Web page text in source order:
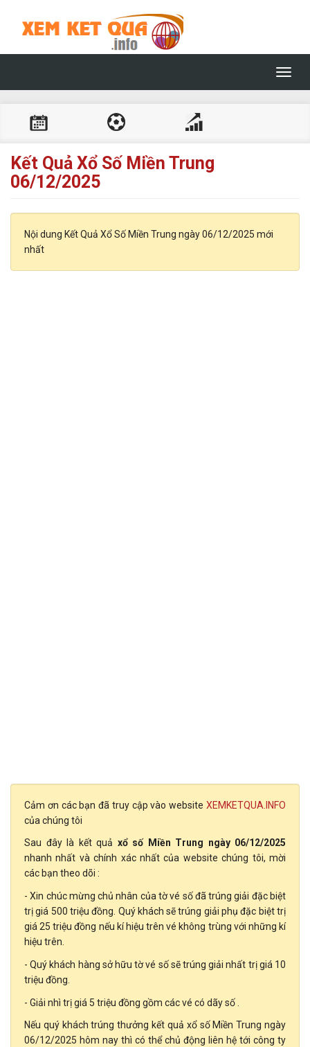
Kết Quả Xổ Số Miền Trung
06/12/2025
Nội dung Kết Quả Xổ Số Miền Trung ngày 06/12/2025 mới
nhất
Cảm ơn các bạn đã truy cập vào website XEMKETQUA.INFO
của chúng tôi
Sau đây là kết quả xổ số Miền Trung ngày 06/12/2025
nhanh nhất và chính xác nhất của website chúng tôi, mời
các bạn theo dõi :
- Xin chúc mừng chủ nhân của tờ vé sốđã trúng giải đặc biệt
trị giá 500 triệu đồng. Quý khách sẽ trúng giải phụ đặc biệt trị
giá 25 triệu đồng nếu kí hiệu trên vé không trùng với những kí
hiệu trên.
- Quý khách hàng sở hữu tờ vé sốsẽ trúng giải nhất trị giá 10
triệu đồng.
- Giải nhì trị giá 5 triệu đồng gồm các vé có dãy số
Nếu quý khách trúng thưởng kết quả xổ số Miền Trung ngày
06/12/2025 hôm nay thì có thể chủ động liên hệ tới công ty